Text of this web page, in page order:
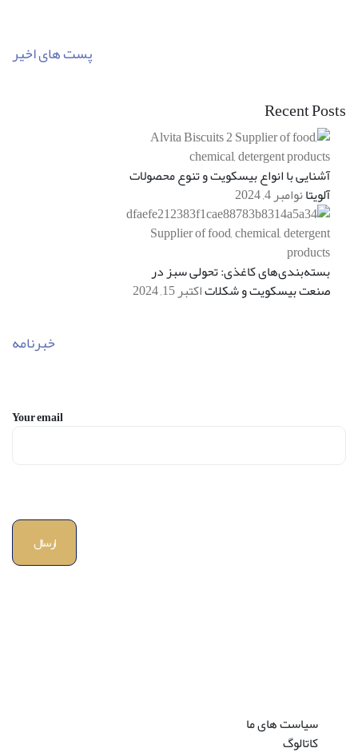
پست های اخیر
Recent Posts
آشنایی با انواع بیسکویت و تنوع محصولات
آلویتانوامبر 4, 2024
بسته‌بندی‌های کاغذی: تحولی سبز در
صنعت بیسکویت و شکلاتاکتبر 15, 2024
خبرنامه
Your email
سیاست های ما
کاتالوگ